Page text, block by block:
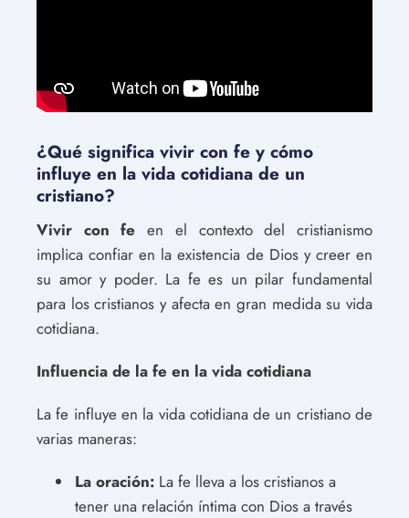
¿Qué significa vivir con fe y cómo
influye en la vida cotidiana de un
cristiano?
Vivir con fe en el contexto del cristianismo
implica confiar en la existencia de Dios y creer en
su amor y poder. La fe es un pilar fundamental
para los cristianos y afecta en gran medida su vida
cotidiana.
Influencia de la fe en la vida cotidiana
La fe influye en la vida cotidiana de un cristiano de
varias maneras:
La oración: La fe lleva a los cristianos a
tener una relación íntima con Dios a través